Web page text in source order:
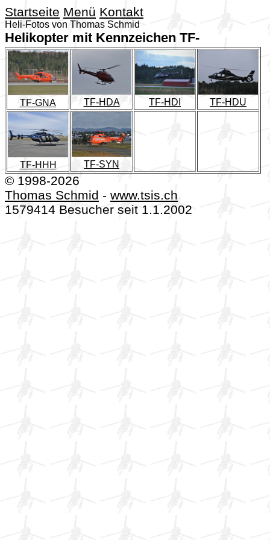
Startseite Menü Kontakt
Heli-Fotos von Thomas Schmid
Helikopter mit Kennzeichen TF-
TF-GNA TF-HDA TF-HDI TF-HDU
TF-HHH TF-SYN
© 1998-2026
Thomas Schmid - www.tsis.ch
1579414 Besucher seit 1.1.2002